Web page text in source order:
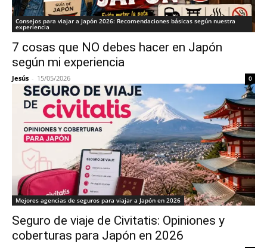
Consejos para viajar a Japón 2026: Recomendaciones básicas según nuestra
experiencia
7 cosas que NO debes hacer en Japón
según mi experiencia
Jesús - 15/05/2026 0
Mejores agencias de seguros para viajar a Japón en 2026
Seguro de viaje de Civitatis: Opiniones y
coberturas para Japón en 2026